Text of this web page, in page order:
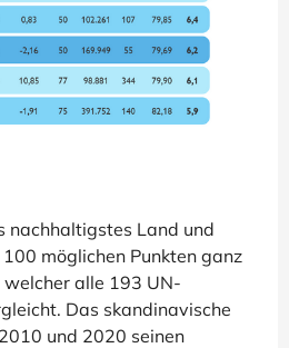
nachhaltigstes Land und
möglichen Punkten ganz
welcher alle 193 UN-
Das skandinavische
und 2020 seinen